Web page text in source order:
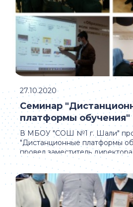
В МБОУ "СОШ №1 г. Шали"
"Дистанционные платформы
провел заместитель
Халид ...
Семинар
платформы обучения"
27.10.2020